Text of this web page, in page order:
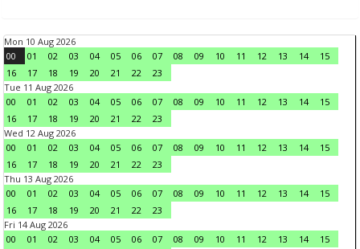
Mon 10 Aug 2026
00
01 02 03 04 05 06 07 08 09 10 11 12 13 14
15
16
17 18 19 20 21 22
23
Tue 11 Aug 2026
00
01 02 03 04 05 06 07 08 09 10 11 12 13 14
15
16
17 18 19 20 21 22
23
Wed 12 Aug 2026
00
01 02 03 04 05 06 07 08 09 10 11 12 13 14
15
16
17 18 19 20 21 22
23
Thu 13 Aug 2026
00
01 02 03 04 05 06 07 08 09 10 11 12 13 14
15
16
17 18 19 20 21 22
23
Fri 14 Aug 2026
00
01 02 03 04 05 06 07 08 09 10 11 12 13 14
15